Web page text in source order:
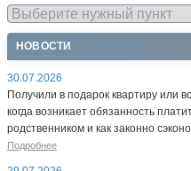
НОВОСТИ
30.07.2026
Получили в подарок квартиру или
когда возникает обязанность
родственником и как законно
Подробнее